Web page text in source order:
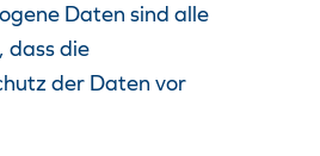
Daten sind alle
dass die
der Daten vor